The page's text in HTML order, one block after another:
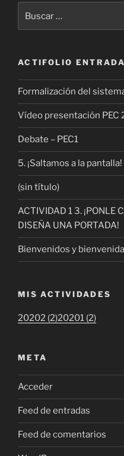
por:
ACTIFOLIO
Formalización del
Vídeo presentación PEC
Debate – PEC1
5. ¡Saltamos a la pantalla!
(sin título)
ACTIVIDAD 1 3. ¡PONLE
DISEÑA UNA PORTADA!
Bienvenidos y
MIS ACTIVIDADES
20202 (2)20201 (2)
META
Acceder
Feed de entradas
Feed de comentarios